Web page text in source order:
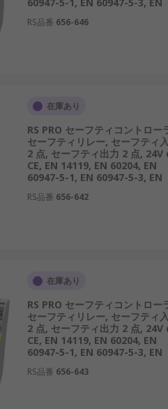
RS品番 656-646
在庫あり
RS PRO セーフティコントロー
セーフティリレー, セーフティ
2 点, セーフティ出力 2 点, 24V
CE, EN 14119, EN 60204, EN
60947-5-1, EN 60947-5-3, EN
RS品番 656-642
在庫あり
RS PRO セーフティコントロー
セーフティリレー, セーフティ
2 点, セーフティ出力 2 点, 24V
CE, EN 14119, EN 60204, EN
60947-5-1, EN 60947-5-3, EN
RS品番 656-643